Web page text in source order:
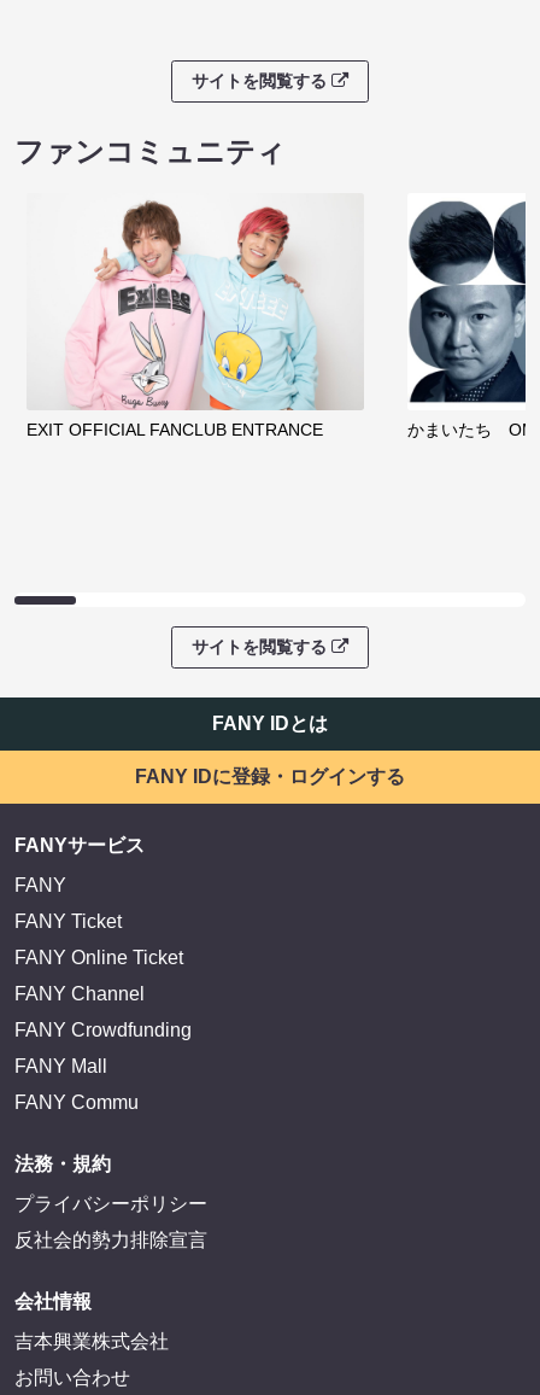
サイトを閲覧する
ファンコミュニティ
EXIT OFFICIAL FANCLUB ENTRANCE かまいたち
サイトを閲覧する
FANY IDとは
FANY IDに登録・ログインする
FANYサービス
FANY
FANY Ticket
FANY Online Ticket
FANY Channel
FANY Crowdfunding
FANY Mall
FANY Commu
法務・規約
プライバシーポリシー
反社会的勢力排除宣言
会社情報
吉本興業株式会社
お問い合わせ